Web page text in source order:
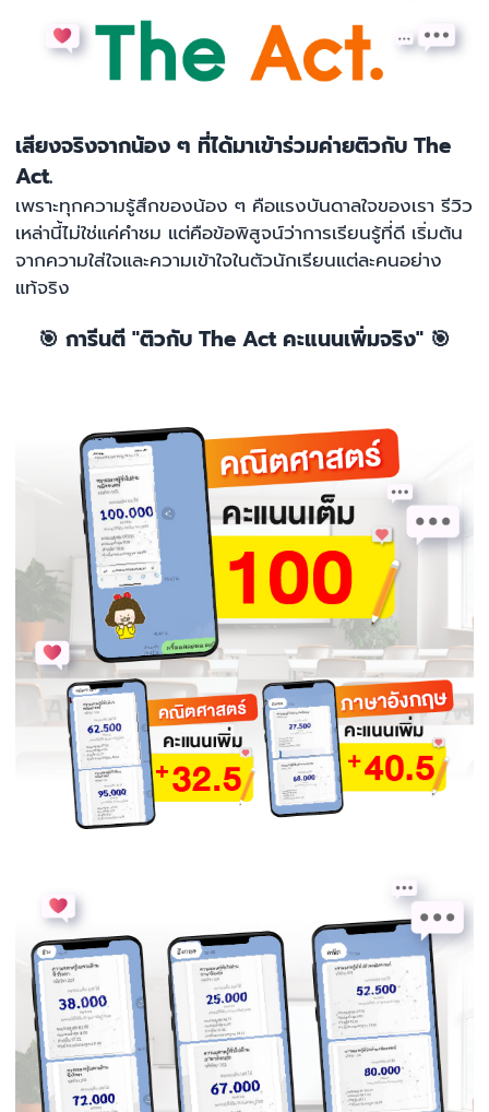
เสียงจริงจากน้อง ๆ ที่ได้มาเข้าร่วมค่ายติวกับ The
Act.
เพราะทุกความรู้สึกของน้อง ๆ คือแรงบันดาลใจของเรา รีวิว
เหล่านี้ไม่ใช่แค่คำชม แต่คือข้อพิสูจน์ว่าการเรียนรู้ที่ดี เริ่มต้น
จากความใส่ใจและความเข้าใจในตัวนักเรียนแต่ละคนอย่าง
แท้จริง
🎯 การีนตี "ติวกับ The Act คะแนนเพิ่มจริง" 🎯